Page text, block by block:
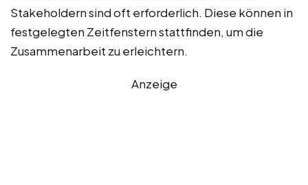
Stakeholdern sind oft erforderlich. Diese können in
festgelegten Zeitfenstern stattfinden, um die
Zusammenarbeit zu erleichtern.
Anzeige